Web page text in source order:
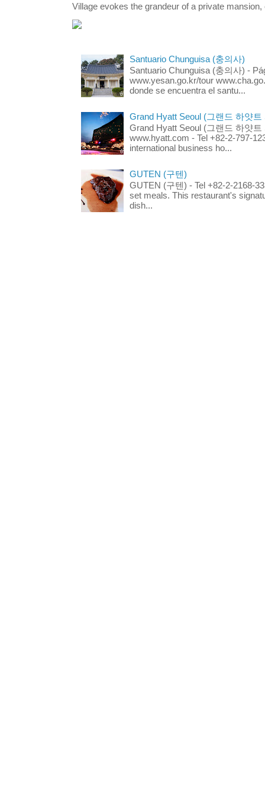
Village evokes the grandeur of a private
Santuario Chunguisa (충의사)
Santuario Chunguisa (충의사) -
www.yesan.go.kr/tour
donde se encuentra el santu...
Grand Hyatt Seoul (그랜드 하얏트
Grand Hyatt Seoul (그랜드 하얏트
www.hyatt.com - Tel +82-2-797-
international business ho...
GUTEN (구텐)
GUTEN (구텐) - Tel +82-2-2168-
set meals. This restaurant's
dish...